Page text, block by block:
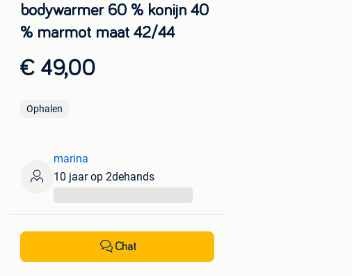
bodywarmer 60 % konijn 40
% marmot maat 42/44
€ 49,00
Ophalen
marina
10 jaar op 2dehands
Chat